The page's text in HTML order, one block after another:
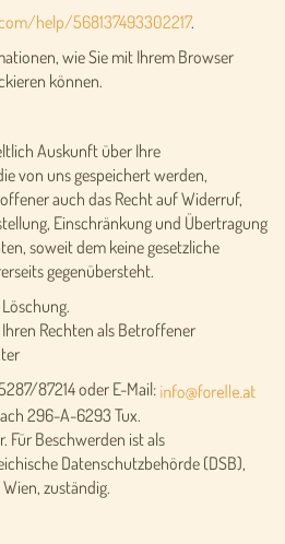
help/568137493302217.
wie Sie mit Ihrem Browser
können.
Auskunft über Ihre
von uns gespeichert werden,
auch das Recht auf Widerruf,
Einschränkung und Übertragung
soweit dem keine gesetzliche
gegenübersteht.
Rechten als Betroffener
87214 oder E-Mail:
296-A-6293 Tux.
Für Beschwerden ist als
Datenschutzbehörde (DSB),
zuständig.